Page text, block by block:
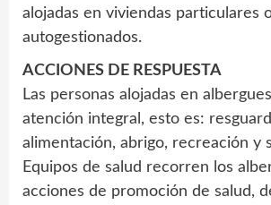
alojadas en viviendas particulares
autogestionados.
ACCIONES DE RESPUESTA
Las personas alojadas en
atención integral, esto es:
alimentación, abrigo, recreación y
Equipos de salud recorren los
acciones de promoción de salud,